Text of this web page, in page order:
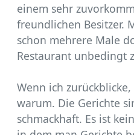
einem sehr
freundlichen Besitzer.
schon mehrere Male
Restaurant unbedingt
Wenn ich
warum. Die Gerichte
schmackhaft. Es ist